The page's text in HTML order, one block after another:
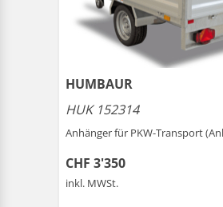
HUMBAUR
HUK 152314
Anhänger für PKW-Transport
CHF 3'350
inkl. MWSt.